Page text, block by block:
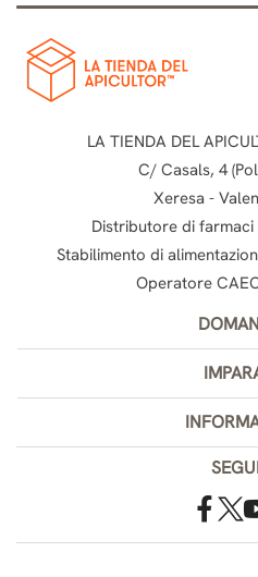
LA TIENDA DEL
C/ Casals, 4
Xeresa -
Distributore di
Stabilimento di
Operatore